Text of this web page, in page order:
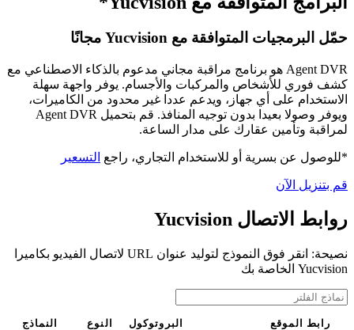
حمّل البرمجيات المتوافقة مع Yucvision مجانًا
Agent DVR هو برنامج مراقبة مجاني مدعوم بالذكاء الاصطناعي مع
كشف فوري للأشخاص والمركبات والأجسام. يوفر واجهة سهلة
الاستخدام على أي جهاز، ويدعم عددا غير محدود من الكاميرات،
ويوفر وصولا بعيدا بدون توجيه المنافذ. قم بتحميل Agent DVR
لمراقبة وتأمين عقارك على مدار الساعة.
*للوصول عن بسرية أو للاستخدام التجاري، راجع التسعير
قم بتنزيل الآن
روابط الاتصال Yucvision
نصيحة: انقر فوق النموذج لتوليد عنوان URL لاتصال الفيديو بكاميرا
Yucvision الخاصة بك
النماذج النوع البروتوكول رابط الموقع